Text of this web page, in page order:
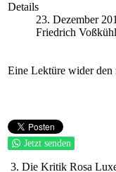
Details
23. Dezember
Friedrich
Eine Lektüre wider den
Jetzt senden
3. Die Kritik Rosa